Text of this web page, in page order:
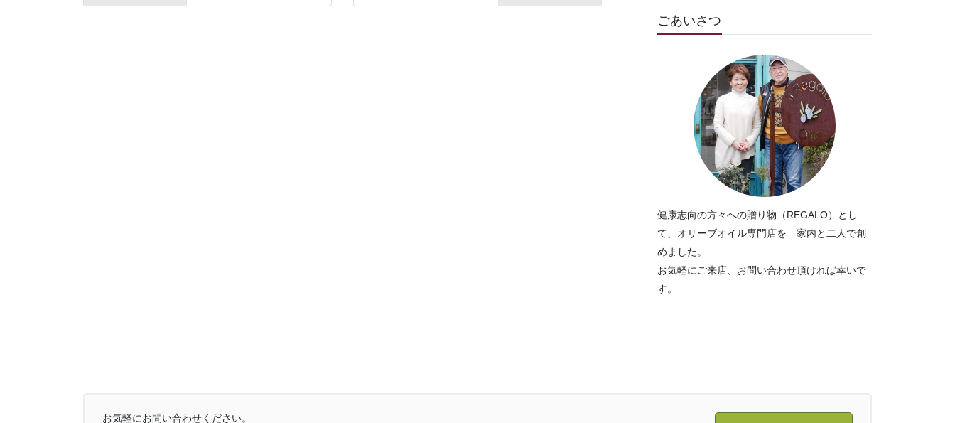
ごあいさつ
健康志向の方々への贈り物（REGALO）とし
て、オリーブオイル専門店を 家内と二人で創
めました。
お気軽にご来店、お問い合わせ頂ければ幸いで
す。
お気軽にお問い合わせください。